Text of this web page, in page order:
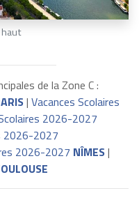
haut
de la Zone C :
| Vacances Scolaires
2026-2027
2026-2027
2026-2027 NÎMES|